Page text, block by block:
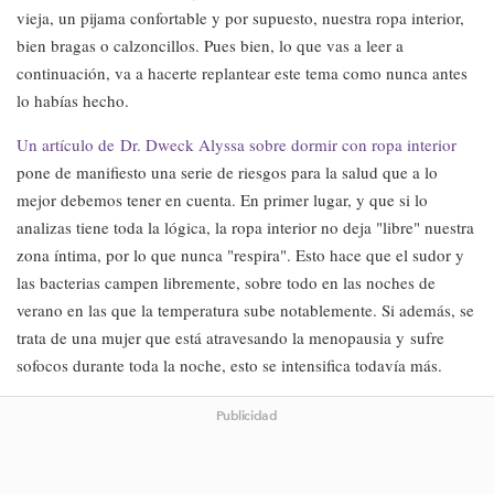
vieja, un pijama confortable y por supuesto, nuestra ropa interior,
bien bragas o calzoncillos. Pues bien, lo que vas a leer a
continuación, va a hacerte replantear este tema como nunca antes
lo habías hecho.
Un artículo de Dr. Dweck Alyssa sobre dormir con ropa interior
pone de manifiesto una serie de riesgos para la salud que a lo
mejor debemos tener en cuenta. En primer lugar, y que si lo
analizas tiene toda la lógica, la ropa interior no deja "libre" nuestra
zona íntima, por lo que nunca "respira". Esto hace que el sudor y
las bacterias campen libremente, sobre todo en las noches de
verano en las que la temperatura sube notablemente. Si además, se
trata de una mujer que está atravesando la menopausia y sufre
sofocos durante toda la noche, esto se intensifica todavía más.
Publicidad